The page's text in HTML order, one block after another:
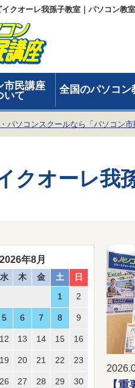
クオーレ我孫子教室｜パソコン教
市民講座
いて
全国のパソコン
パソコンスクールなら「パソコン市
クオーレ我
【
2026年8月
水 木 金 土 日
1 2
5 6 7 8 9
12 13 14 15 16
19 20 21 22 23
26 27 28 29 30